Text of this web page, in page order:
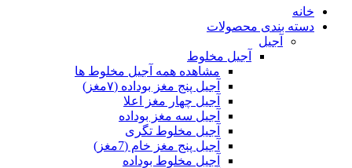
خانه
دسته بندی محصولات
آجیل
آجیل مخلوط
مشاهده همه آجیل مخلوط ها
آجیل پنج مغز بوداده (۷مغز)
آجیل چهار مغز اعلا
آجیل سه مغز بوداده
آجیل مخلوط تگری
آجیل پنج مغز خام (7مغز)
آجیل مخلوط بوداده